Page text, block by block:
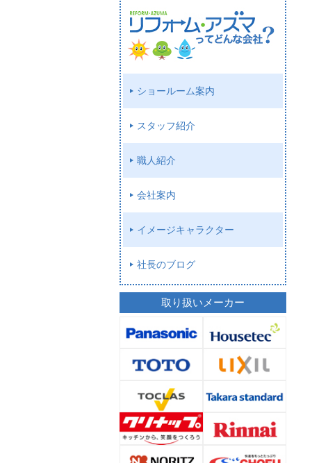
ショールーム案内
スタッフ紹介
職人紹介
会社案内
イメージキャラクター
社長のブログ
取り扱いメーカー